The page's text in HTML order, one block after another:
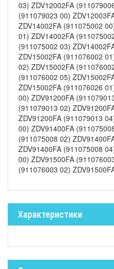
Характеристики